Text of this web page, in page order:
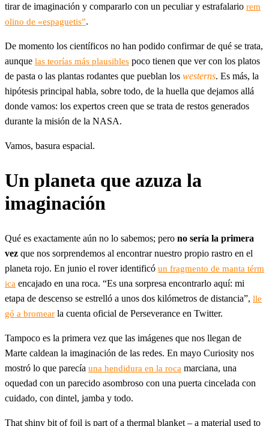
tirar de imaginación y compararlo con un peculiar y estrafalario rem
olino de «espaguetis”.
De momento los científicos no han podido confirmar de qué se trata,
aunque las teorías más plausibles poco tienen que ver con los platos
de pasta o las plantas rodantes que pueblan los westerns. Es más, la
hipótesis principal habla, sobre todo, de la huella que dejamos allá
donde vamos: los expertos creen que se trata de restos generados
durante la misión de la NASA.
Vamos, basura espacial.
Un planeta que azuza la
imaginación
Qué es exactamente aún no lo sabemos; pero no sería la primera
vez que nos sorprendemos al encontrar nuestro propio rastro en el
planeta rojo. En junio el rover identificó un fragmento de manta térm
ica encajado en una roca. “Es una sorpresa encontrarlo aquí: mi
etapa de descenso se estrelló a unos dos kilómetros de distancia”, lle
gó a bromear la cuenta oficial de Perseverance en Twitter.
Tampoco es la primera vez que las imágenes que nos llegan de
Marte caldean la imaginación de las redes. En mayo Curiosity nos
mostró lo que parecía una hendidura en la roca marciana, una
oquedad con un parecido asombroso con una puerta cincelada con
cuidado, con dintel, jamba y todo.
That shiny bit of foil is part of a thermal blanket – a material used to